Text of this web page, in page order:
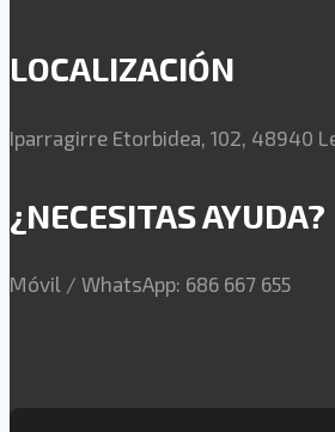
LOCALIZACIÓN
Iparragirre Etorbidea, 102, 48940
¿NECESITAS AYUDA?
Móvil / WhatsApp: 686 667 655